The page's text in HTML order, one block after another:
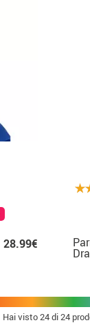
28.99€
Hai visto24di 24